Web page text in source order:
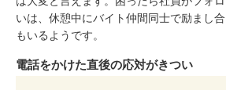
いは、休憩中にバイト仲間同士で励まし
もいるようです。
電話をかけた直後の応対がきつい